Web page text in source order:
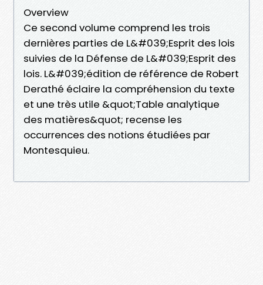
Overview
Ce second volume comprend les trois
dernières parties de L&#039;Esprit des lois
suivies de la Défense de L&#039;Esprit des
lois. L&#039;édition de référence de Robert
Derathé éclaire la compréhension du texte
et une très utile &quot;Table analytique
des matières&quot; recense les
occurrences des notions étudiées par
Montesquieu.